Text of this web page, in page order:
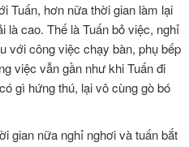
Tuấn, hơn nữa thời gian làm lại
là cao. Thế là Tuấn bỏ việc, nghỉ
với công việc chạy bàn, phụ bếp
việc vẫn gần như khi Tuấn đi
gì hứng thú, lại vô cùng gò bó
nữa nghỉ nghơi và tuấn bắt